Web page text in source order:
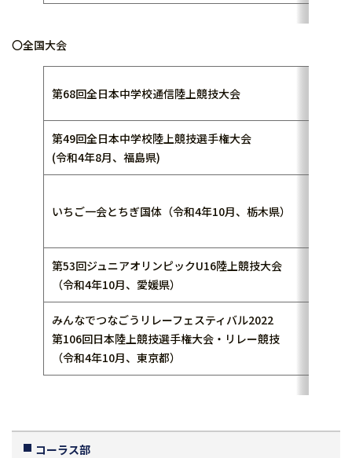
〇全国大会
第68回全日本中学校通信陸上競技大会
第49回全日本中学校陸上競技選手権大会
(令和4年8月、福島県)
いちご一会とちぎ国体（令和4年10月、栃木県）
第53回ジュニアオリンピックU16陸上競技大会
（令和4年10月、愛媛県）
みんなでつなごうリレーフェスティバル2022
第106回日本陸上競技選手権大会・リレー競技
（令和4年10月、東京都）
コーラス部